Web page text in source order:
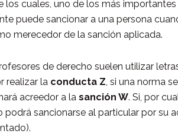
cuales, uno de los más
puede sancionar a una persona
merecedor de la sanción aplicada.
de derecho suelen utilizar
realizar la conducta Z, si una norma
acreedor a la sanción W. Si, por
podrá sancionarse al particular por su